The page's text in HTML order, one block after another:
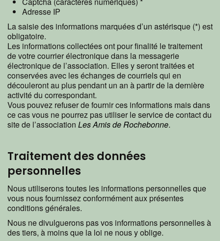
Adresse IP
La saisie des informations marquées d’un astérisque (*) est
obligatoire.
Les informations collectées ont pour finalité le traitement
de votre courrier électronique dans la messagerie
électronique de l’association. Elles y seront traitées et
conservées avec les échanges de courriels qui en
découleront au plus pendant un an à partir de la dernière
activité du correspondant.
Vous pouvez refuser de fournir ces informations mais dans
ce cas vous ne pourrez pas utiliser le service de contact du
site de l’association Les Amis de Rochebonne.
Traitement des données
personnelles
Nous utiliserons toutes les informations personnelles que
vous nous fournissez conformément aux présentes
conditions générales.
Nous ne divulguerons pas vos informations personnelles à
des tiers, à moins que la loi ne nous y oblige.